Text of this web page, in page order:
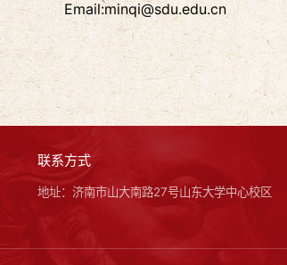
Email:minqi@sdu.edu.cn
联系方式
地址：济南市山大南路27号山东大学中心校区